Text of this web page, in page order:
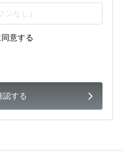
意する
認する